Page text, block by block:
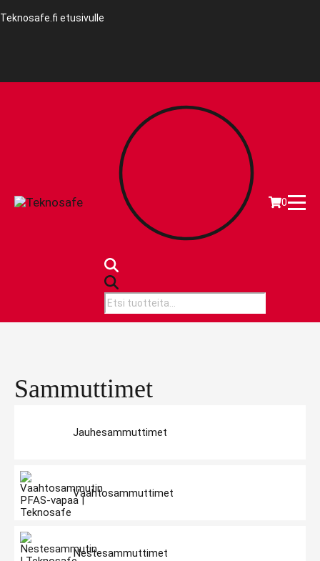
Teknosafe.fi etusivulle
search
0
Sammuttimet
Jauhesammuttimet
Vaahtosammuttimet
Nestesammuttimet